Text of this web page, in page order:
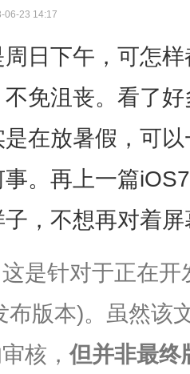
06-23 14:17
日下午，可怎
免沮丧。看了
在放暑假，可
。再上一篇
，不想再对着
这是针对于正在
布版本)。虽然该
核，但并非最终